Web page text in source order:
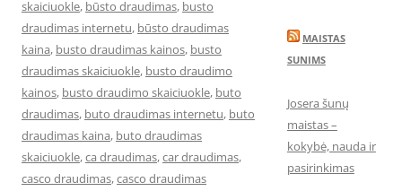
skaiciuokle, būsto draudimas, busto
draudimas internetu, būsto draudimas
kaina, busto draudimas kainos, busto
draudimas skaiciuokle, busto draudimo
kainos, busto draudimo skaiciuokle, buto
draudimas, buto draudimas internetu, buto
draudimas kaina, buto draudimas
skaiciuokle,ca draudimas,car draudimas,
casco draudimas,casco draudimas
MAISTAS
SUNIMS
Josera šunų
maistas –
kokybė, nauda ir
pasirinkimas